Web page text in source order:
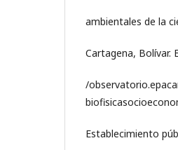
ambientales de la
Cartagena, Bolívar.
/
Establecimiento